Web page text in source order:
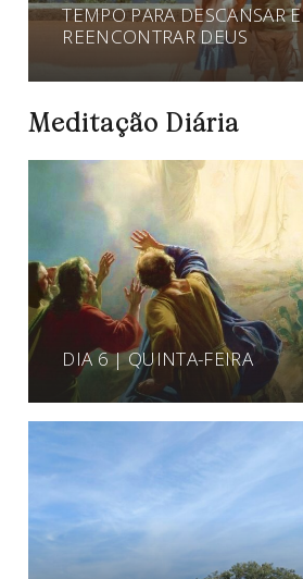
TEMPO PARA DESCANSAR E
REENCONTRAR DEUS
Meditação Diária
DIA 6 | QUINTA-FEIRA